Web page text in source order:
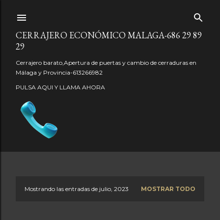
CERRAJERO ECONÓMICO MALAGA-686 29 89
29
Cerrajero barato,Apertura de puertas y cambio de cerraduras en
Málaga y Provincia-613266982
PULSA AQUI Y LLAMA AHORA
Mostrando las entradas de julio, 2023 MOSTRAR TODO